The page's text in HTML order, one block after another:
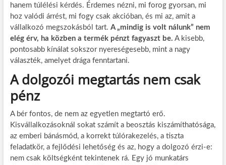
hanem túlélési kérdés. Érdemes nézni, mi forog gyorsan, mi
hoz valódi árrést, mi fogy csak akcióban, és mi az, amit a
vállalkozó megszokásból tart. A „mindig is volt nálunk” nem
elég érv, ha közben a termék pénzt fagyaszt be. A kisebb,
pontosabb kínálat sokszor nyereségesebb, mint a nagy
választék, amelyet drága fenntartani.
A dolgozói megtartás nem csak
pénz
A bér fontos, de nem az egyetlen megtartó erő.
Kisvállalkozásoknál sokat számít a beosztás kiszámíthatósága,
az emberi bánásmód, a korrekt túlórakezelés, a tiszta
feladatkör, a fejlődési lehetőség és az, hogy a dolgozó érzi-e:
nem csak költségként tekintenek rá. Egy jó munkatárs